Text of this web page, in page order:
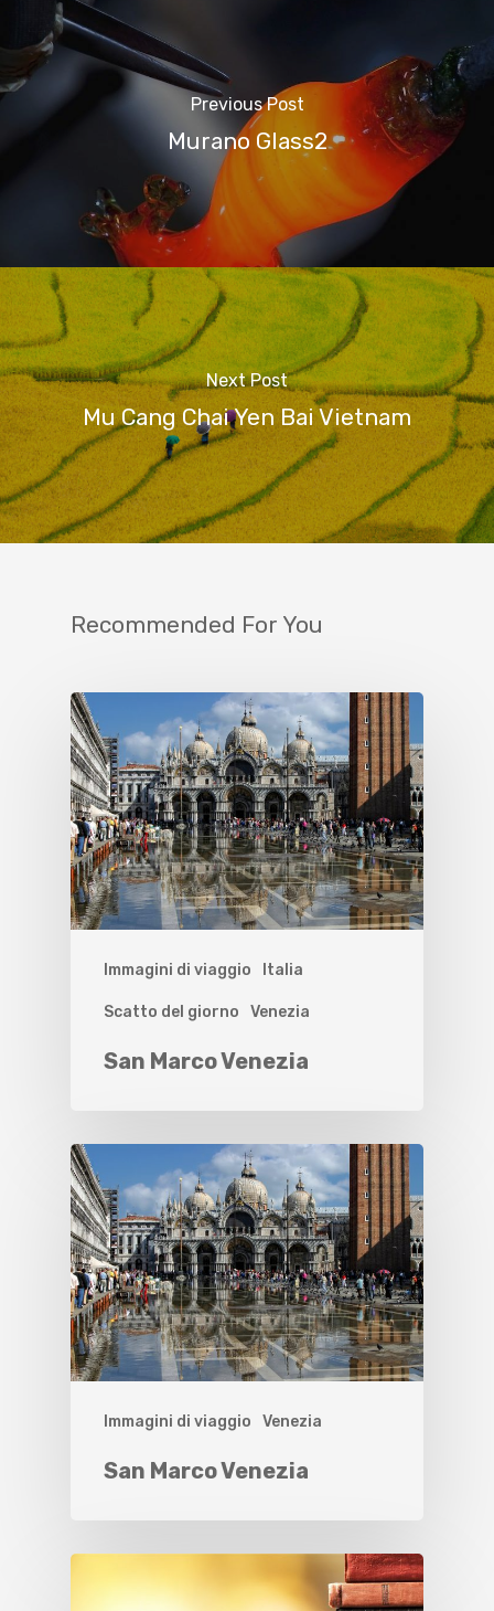
Previous Post
Murano Glass2
Next Post
Mu Cang Chai Yen Bai Vietnam
Recommended For You
Immagini di viaggio Italia
Scatto del giorno Venezia
San Marco Venezia
Immagini di viaggio Venezia
San Marco Venezia